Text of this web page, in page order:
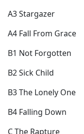
A3 Stargazer
A4 Fall From Grace
B1 Not Forgotten
B2 Sick Child
B3 The Lonely One
B4 Falling Down
C The Rapture